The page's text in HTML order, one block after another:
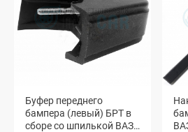
Буфер переднего
бампера (левый) БРТ в
сборе со шпилькой ВАЗ